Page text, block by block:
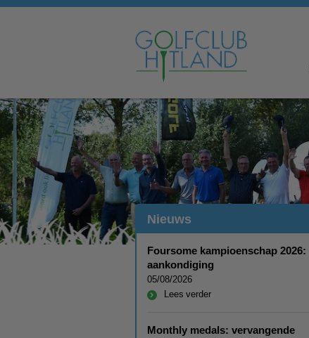
Nieuws
Foursome kampioenschap 2026:
aankondiging
05/08/2026
Lees verder
Monthly medals: vervangende